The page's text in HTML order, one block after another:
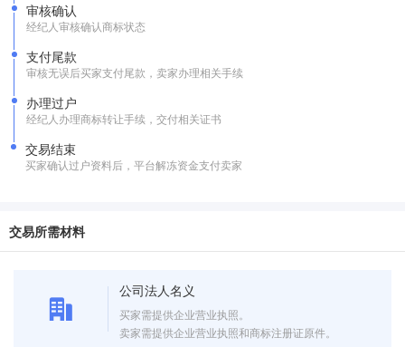
审核确认
经纪人审核确认商标状态
支付尾款
审核无误后买家支付尾款，卖家办理相关手续
办理过户
经纪人办理商标转让手续，交付相关证书
交易结束
买家确认过户资料后，平台解冻资金支付卖家
交易所需材料
公司法人名义
买家需提供企业营业执照。
卖家需提供企业营业执照和商标注册证原件。